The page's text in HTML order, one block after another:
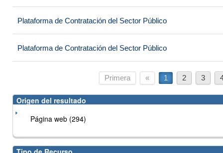
Plataforma de Contratación del Sector Público
Plataforma de Contratación del Sector Público
Primera « 1 2 3
Origen del resultado
Página web (294)